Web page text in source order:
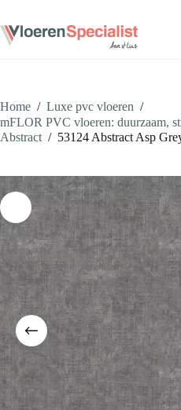
de
inhoud
Home / Luxe pvc vloeren /
mFLOR PVC vloeren: duurzaam,
Abstract / 53124 Abstract Asp